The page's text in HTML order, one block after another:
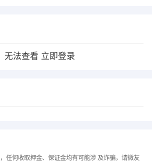
无法查看 立即登录
任何收取押金、保证金均有可能涉 及诈骗，请微友